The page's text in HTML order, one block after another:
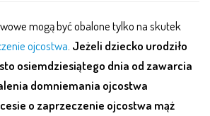
mogą być obalone tylko na skutek
ojcostwa Jeżeli dziecko urodziło
osiemdziesiątego dnia od zawarcia
domniemania ojcostwa
o zaprzeczenie ojcostwa mąż